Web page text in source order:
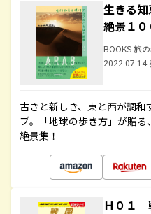
生きる
絶景１０
BOOKS 旅
2022.07.14
古きと新しき、東と西が調
ブ。「地球の歩き方」が贈
絶景集！
Ｈ０１